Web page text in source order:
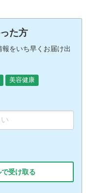
た方
をいち早くお届け出
美容健康
受け取る